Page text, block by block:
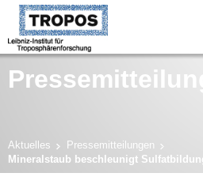
Pressemitteilung
Aktuelles
Pressemitteilungen
Mineralstaub beschleunigt